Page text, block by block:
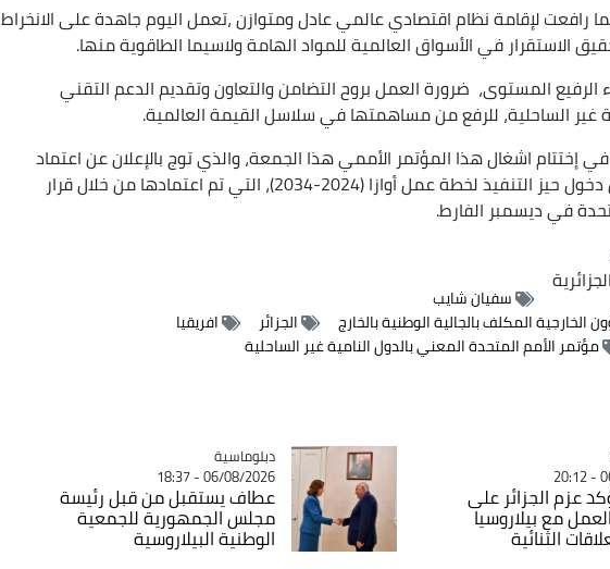
رافعت لإقامة نظام اقتصادي عالمي عادل ومتوازن ،تعمل اليوم جاهدة على الانخراط
الاستقرار في الأسواق العالمية للمواد الهامة ولاسيما الطاقوية منها.
الرفيع المستوى، ضرورة العمل بروح التضامن والتعاون وتقديم الدعم التقني
غير الساحلية، للرفع من مساهمتها في سلاسل القيمة العالمية.
إختتام اشغال هذا المؤتمر الأممي هذا الجمعة، والذي توج بالإعلان عن اعتماد
البيان السياسي لاوازا، وعن دخول حيز التنفيذ لخطة عمل أوازا (2024-2034)، التي تم اعتمادها من خلال قرار
في ديسمبر الفارط.
سفيان شايب
الخارجية المكلف بالجالية الوطنية بالخارج
الجزائر
افريقيا
مؤتمر الأمم المتحدة المعني بالدول النامية غير الساحلية
عزم الجزائر على
مع بيلاروسيا
الثنائية
Catégorie
دبلوماسية
06/08/2026 - 18:37
عطاف يستقبل من قبل رئيسة
مجلس الجمهورية للجمعية
الوطنية البيلاروسية